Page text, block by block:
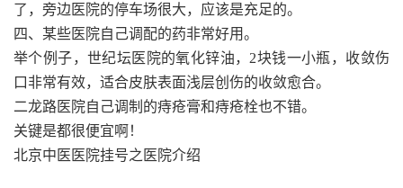
了，旁边医院的停车场很大，应该是充足的。
四、某些医院自己调配的药非常好用。
举个例子，世纪坛医院的氧化锌油，2块钱一小瓶，收敛伤
口非常有效，适合皮肤表面浅层创伤的收敛愈合。
二龙路医院自己调制的痔疮膏和痔疮栓也不错。
关键是都很便宜啊！
北京中医医院挂号之医院介绍